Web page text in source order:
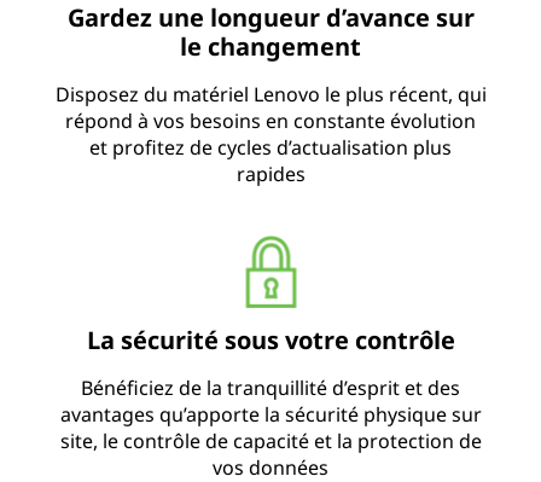
Gardez une longueur d’avance sur
le changement
Disposez du matériel Lenovo le plus récent, qui
répond à vos besoins en constante évolution
et profitez de cycles d’actualisation plus
rapides
La sécurité sous votre contrôle
Bénéficiez de la tranquillité d’esprit et des
avantages qu’apporte la sécurité physique sur
site, le contrôle de capacité et la protection de
vos données